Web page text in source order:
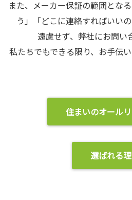
また、メーカー保証の範囲とな
う」「どこに連絡すればいい
遠慮せず、弊社にお問い
私たちでもできる限り、お手伝
住まいのオール
選ばれる